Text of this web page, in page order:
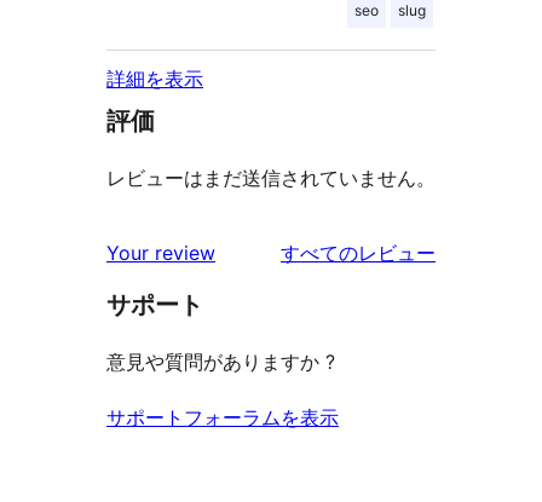
seo slug
詳細を表示
評価
レビューはまだ送信されていません。
Your review すべてのレビュー
サポート
意見や質問がありますか ?
サポートフォーラムを表示